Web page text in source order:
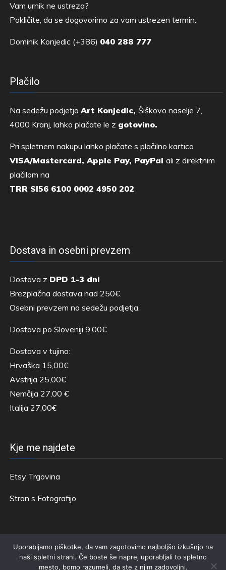
Vam urnik ne ustreza?
Pokličite, da se dogovorimo za vam ustrezen termin.
Dominik Konjedic (+386) 040 288 777
Plačilo
Na sedežu podjetjaArt Konjedic, Šiškovo naselje 7,
4000 Kranj, lahko plačate le z gotovino.
Pri spletnem nakupu lahko plačate s plačilno kartico
VISA/Mastercard, Apple Pay, PayPal ali z direktnim
plačilom na
TRR SI56 6100 0002 4950 202
Dostava in osebni prevzem
Dostava z DPD 1-3 dni
Brezplačna dostava nad 250€.
Osebni prevzem na sedežu podjetja.
Dostava po Sloveniji 9,00€
Dostava v tujino:
Hrvaška 15,00€
Avstrija 25,00€
Nemčija 27,00 €
Italija 27,00€
Kje me najdete
Etsy Trgovina
Stran s Fotografijo
Uporabljamo piškotke, da vam zagotovimo najboljšo izkušnjo na
naši spletni strani. Če boste še naprej uporabljali to spletno
mesto, bomo razumeli, da ste z njim zadovoljni.